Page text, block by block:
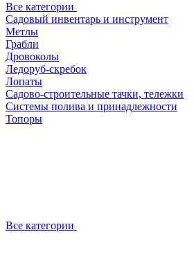
Все категории
Садовый инвентарь и инструмент
Метлы
Грабли
Дровоколы
Ледоруб-скребок
Лопаты
Садово-строительные тачки, тележки
Системы полива и принадлежности
Топоры
Все категории